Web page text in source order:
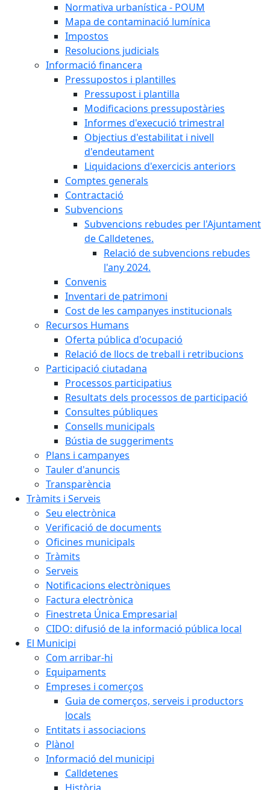
Normativa urbanística - POUM
Mapa de contaminació lumínica
Impostos
Resolucions judicials
Informació financera
Pressupostos i plantilles
Pressupost i plantilla
Modificacions pressupostàries
Informes d'execució trimestral
Objectius d'estabilitat i nivell
d'endeutament
Liquidacions d'exercicis anteriors
Comptes generals
Contractació
Subvencions
Subvencions rebudes per l'Ajuntament
de Calldetenes.
Relació de subvencions rebudes
l'any 2024.
Convenis
Inventari de patrimoni
Cost de les campanyes institucionals
Recursos Humans
Oferta pública d'ocupació
Relació de llocs de treball i retribucions
Participació ciutadana
Processos participatius
Resultats dels processos de participació
Consultes públiques
Consells municipals
Bústia de suggeriments
Plans i campanyes
Tauler d'anuncis
Transparència
Tràmits i Serveis
Seu electrònica
Verificació de documents
Oficines municipals
Tràmits
Serveis
Notificacions electròniques
Factura electrònica
Finestreta Única Empresarial
CIDO: difusió de la informació pública local
El Municipi
Com arribar-hi
Equipaments
Empreses i comerços
Guia de comerços, serveis i productors
locals
Entitats i associacions
Plànol
Informació del municipi
Calldetenes